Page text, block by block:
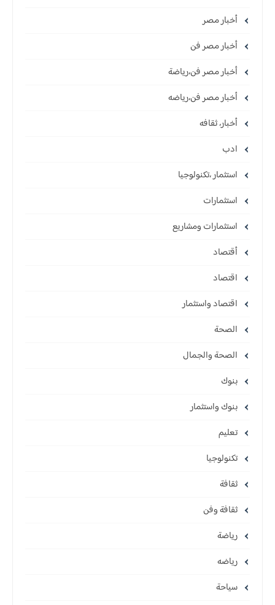
أخبار مصر
أخبار مصر فن
أخبار مصر فن،رياضة
أخبار مصر فن،رياضه
أخبار، ثقافه
ادب
استثمار ،تكنولوجيا
استثمارات
استثمارات ومشاريع
أقتصاد
اقتصاد
اقتصاد واستثمار
الصحة
الصحة والجمال
بنوك
بنوك واستثمار
تعليم
تكنولوجيا
ثقافة
ثقافة وفن
رياضة
رياضه
سياحة